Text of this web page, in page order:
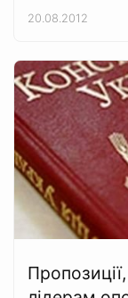
20.08.2012